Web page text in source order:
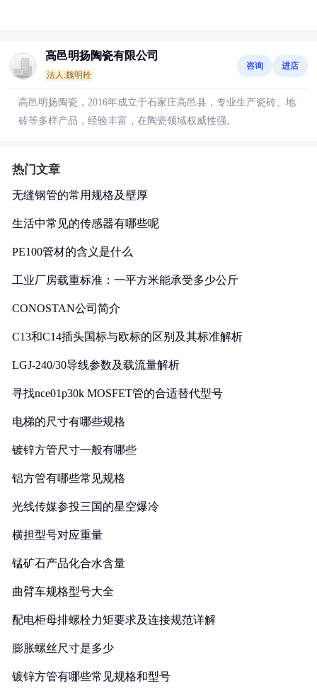
高邑明扬陶瓷有限公司
法人:魏明栓
咨询 进店
高邑明扬陶瓷，2016年成立于石家庄高邑县，专业生产瓷砖、地
砖等多样产品，经验丰富，在陶瓷领域权威性强。
热门文章
无缝钢管的常用规格及壁厚
生活中常见的传感器有哪些呢
PE100管材的含义是什么
工业厂房载重标准：一平方米能承受多少公斤
CONOSTAN公司简介
C13和C14插头国标与欧标的区别及其标准解析
LGJ-240/30导线参数及载流量解析
寻找nce01p30k MOSFET管的合适替代型号
电梯的尺寸有哪些规格
镀锌方管尺寸一般有哪些
铝方管有哪些常见规格
光线传媒参投三国的星空爆冷
横担型号对应重量
锰矿石产品化合水含量
曲臂车规格型号大全
配电柜母排螺栓力矩要求及连接规范详解
膨胀螺丝尺寸是多少
镀锌方管有哪些常见规格和型号